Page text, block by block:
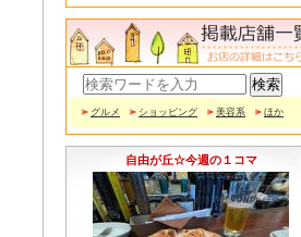
顧問契約 】 冷え性改善協会は、小規模の
エステサロン、リ..
グルメ ショッピング 美容系 ほか
自由が丘☆今週の１コマ